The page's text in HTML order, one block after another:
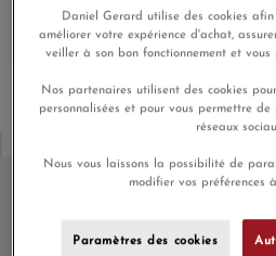
En achetant ce produit vous
programme de fidélité.
Longines
Daniel Gerard utilise des cookies
améliorer votre expérience d'achat,
veiller à son bon fonctionnement et
Nos partenaires utilisent des cookies
personnalisées et pour vous permettre
réseaux
Nous vous laissons la possibilité de
modifier vos préférences
Paramètres des cookies